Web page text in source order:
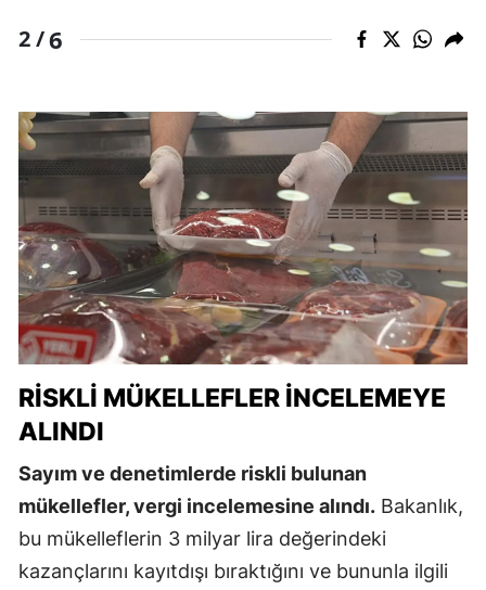
2 /6
RISKLI MÜKELLEFLER İNCELEMEYE
ALINDI
Sayım ve denetimlerde riskli bulunan
mükellefler, vergi incelemesine alındı. Bakanlık,
bu mükelleflerin 3 milyar lira değerindeki
kazançlarını kayıtdışı bıraktığını ve bununla ilgili